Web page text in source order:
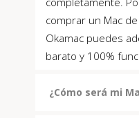
comprar un Mac
Okamac puedes
barato y 100%
¿Cómo será mi